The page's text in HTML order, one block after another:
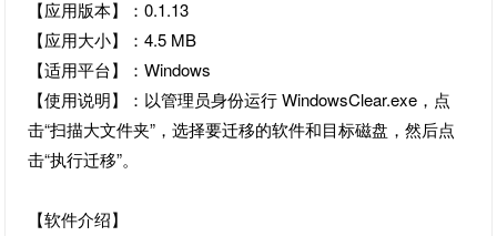
【应用版本】：0.1.13
【应用大小】：4.5 MB
【适用平台】：Windows
【使用说明】：以管理员身份运行 WindowsClear.exe，点
击“扫描大文件夹”，选择要迁移的软件和目标磁盘，然后点
击“执行迁移”。
【软件介绍】